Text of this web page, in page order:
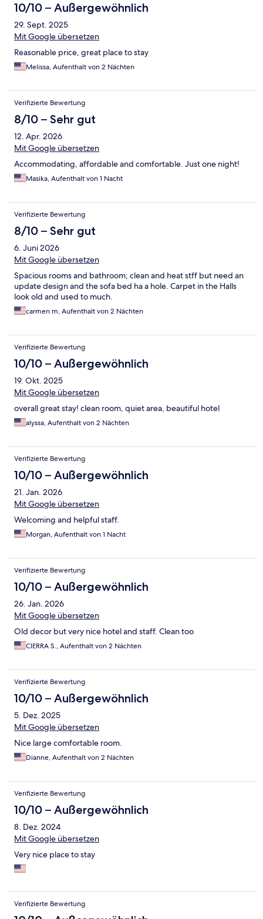
10/10 – Außergewöhnlich
29. Sept. 2025
Mit Google übersetzen
Reasonable price, great place to stay
Melissa, Aufenthalt von 2 Nächten
Verifizierte Bewertung
8/10 – Sehr gut
12. Apr. 2026
Mit Google übersetzen
Accommodating, affordable and comfortable. Just one night!
Masika, Aufenthalt von 1 Nacht
Verifizierte Bewertung
8/10 – Sehr gut
6. Juni 2026
Mit Google übersetzen
Spacious rooms and bathroom; clean and heat stff but need an
update design and the sofa bed ha a hole. Carpet in the Halls
look old and used to much.
carmen m, Aufenthalt von 2 Nächten
Verifizierte Bewertung
10/10 – Außergewöhnlich
19. Okt. 2025
Mit Google übersetzen
overall great stay! clean room, quiet area, beautiful hotel
alyssa, Aufenthalt von 2 Nächten
Verifizierte Bewertung
10/10 – Außergewöhnlich
21. Jan. 2026
Mit Google übersetzen
Welcoming and helpful staff.
Morgan, Aufenthalt von 1 Nacht
Verifizierte Bewertung
10/10 – Außergewöhnlich
26. Jan. 2026
Mit Google übersetzen
Old decor but very nice hotel and staff. Clean too
CIERRA S., Aufenthalt von 2 Nächten
Verifizierte Bewertung
10/10 – Außergewöhnlich
5. Dez. 2025
Mit Google übersetzen
Nice large comfortable room.
Dianne, Aufenthalt von 2 Nächten
Verifizierte Bewertung
10/10 – Außergewöhnlich
8. Dez. 2024
Mit Google übersetzen
Very nice place to stay
Verifizierte Bewertung